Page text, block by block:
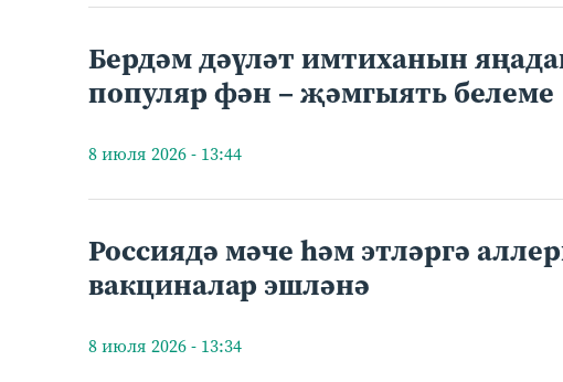
Бердәм дәүләт имтиханын
популяр фән – җәмгыять белеме
8 июля 2026 - 13:44
Россиядә мәче һәм этләргә
вакциналар эшләнә
8 июля 2026 - 13:34